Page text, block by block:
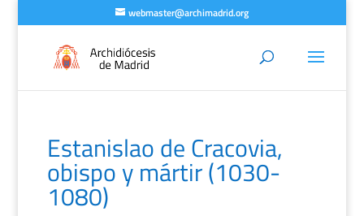
webmaster@archimadrid.org
Estanislao de Cracovia,
obispo y mártir (1030-
1080)